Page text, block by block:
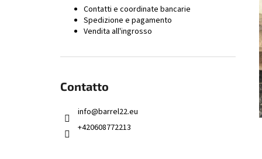
Contatti e coordinate bancarie
Spedizione e pagamento
Vendita all'ingrosso
Contatto
info@barrel22.eu
+420608772213
i
i